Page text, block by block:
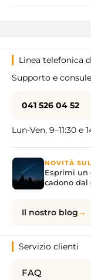
Linea telefonica
Supporto e
041 526 04 52
Lun-Ven, 9–11:30 e
NOVITÀ
Esprimi un
cadono dal
Il nostro blog
Servizio clienti
FAQ